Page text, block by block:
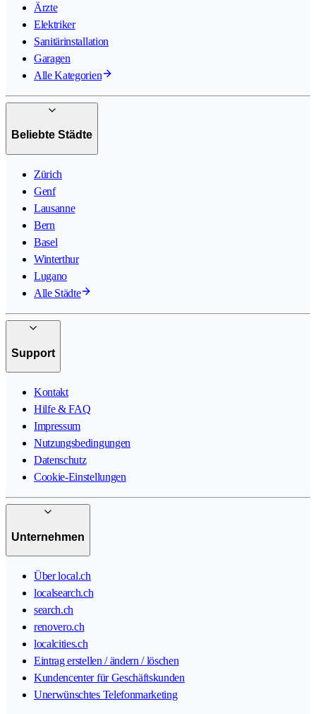
Ärzte
Elektriker
Sanitärinstallation
Garagen
Alle Kategorien
Beliebte Städte
Zürich
Genf
Lausanne
Bern
Basel
Winterthur
Lugano
Alle Städte
Support
Kontakt
Hilfe & FAQ
Impressum
Nutzungsbedingungen
Datenschutz
Cookie-Einstellungen
Unternehmen
Über local.ch
localsearch.ch
search.ch
renovero.ch
localcities.ch
Eintrag erstellen / ändern / löschen
Kundencenter für Geschäftskunden
Unerwünschtes Telefonmarketing